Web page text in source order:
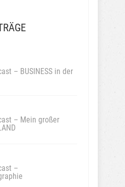
– BUSINESS in der
– Mein großer
–